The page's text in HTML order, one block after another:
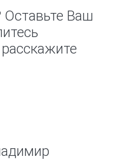
Оставьте Ваш